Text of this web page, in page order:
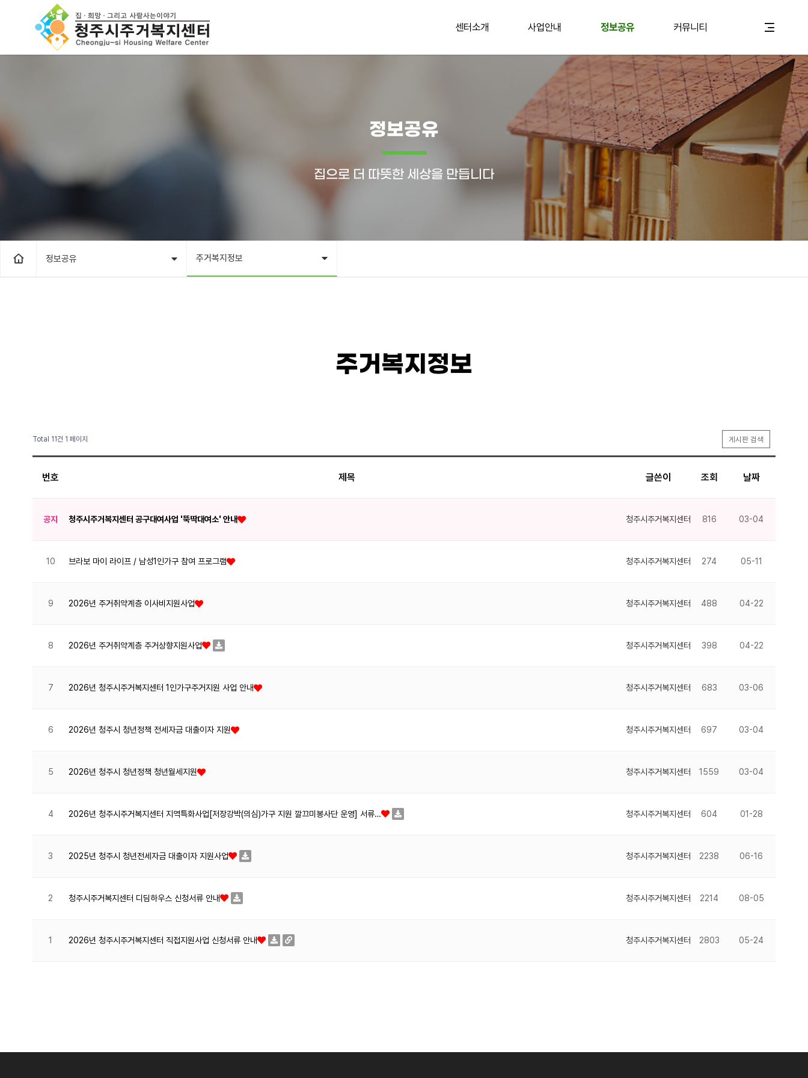
센터소개 사업안내 정보공유 커뮤니티
정보공유
집으로 더 따뜻한 세상을 만듭니다
정보공유 주거복지정보
주거복지정보
Total 11건 1 페이지 게시판 검색
번호 제목 글쓴이 조회 날짜
공지 청주시주거복지센터 공구대여사업 '뚝딱대여소' 안내 청주시주거복지센터 816 03-04
10 브라보 마이 라이프 / 남성1인가구 참여 프로그램 청주시주거복지센터 274 05-11
9 2026년 주거취약계층 이사비지원사업 청주시주거복지센터 488 04-22
8 2026년 주거취약계층 주거상향지원사업 청주시주거복지센터 398 04-22
7 2026년 청주시주거복지센터 1인가구주거지원 사업 안내 청주시주거복지센터 683 03-06
6 2026년 청주시 청년정책 전세자금 대출이자 지원 청주시주거복지센터 697 03-04
5 2026년 청주시 청년정책 청년월세지원 청주시주거복지센터 1559 03-04
4 2026년 청주시주거복지센터 지역특화사업[저장강박(의심)가구 지원 깔끄미봉사단 운영] 서류… 청주시주거복지센터 604 01-28
3 2025년 청주시 청년전세자금 대출이자 지원사업 청주시주거복지센터 2238 06-16
2 청주시주거복지센터 디딤하우스 신청서류 안내 청주시주거복지센터 2214 08-05
1 2026년 청주시주거복지센터 직접지원사업 신청서류 안내 청주시주거복지센터 2803 05-24